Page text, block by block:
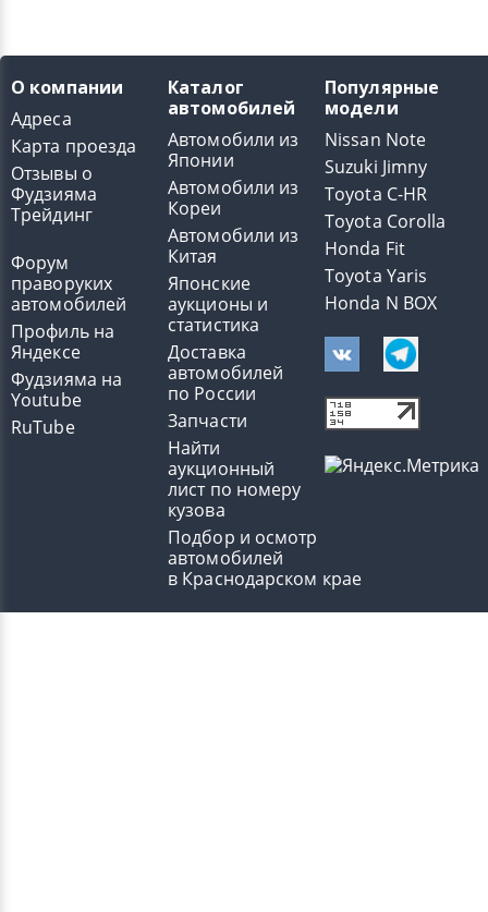
О компании
Адреса
Карта проезда
Отзывы о
Фудзияма
Трейдинг
Форум
праворуких
автомобилей
Профиль на
Яндексе
Фудзияма на
Youtube
RuTube
Каталог
автомобилей
Автомобили из
Японии
Автомобили из
Кореи
Автомобили из
Китая
Японские
аукционы и
статистика
Доставка
автомобилей
по России
Запчасти
Найти
аукционный
лист по номеру
кузова
Подбор и осмотр
автомобилей
в Краснодарском крае
Популярные
модели
Nissan Note
Suzuki Jimny
Toyota C-HR
Toyota Corolla
Honda Fit
Toyota Yaris
Honda N BOX